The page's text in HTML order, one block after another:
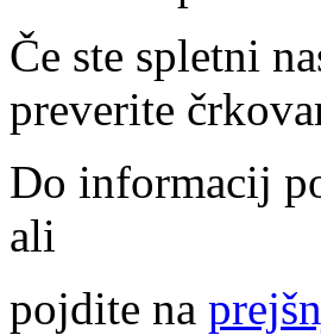
Če ste spletni
preverite
Do informacij
ali
pojdite na